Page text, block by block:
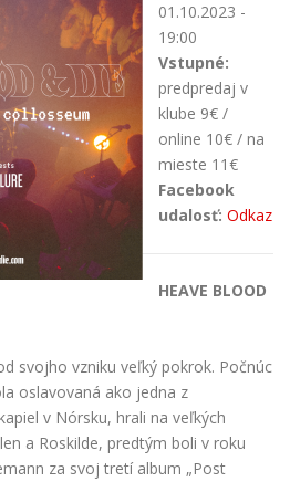
01.10.2023 -
19:00
Vstupné:
predpredaj v
klube 9€ /
online 10€ / na
mieste 11€
Facebook
udalosť: Odkaz
HEAVE BLOOD
svojho vzniku veľký pokrok. Počnúc
oslavovaná ako jedna z
v Nórsku, hrali na veľkých
a Roskilde, predtým boli v roku
za svoj tretí album „Post